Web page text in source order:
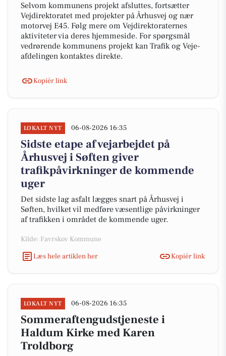
Selvom kommunens projekt afsluttes, fortsætter
Vejdirektoratet med projekter på Århusvej og nær
motorvej E45. Følg mere om Vejdirektoraternes
aktiviteter via deres hjemmeside. For spørgsmål
vedrørende kommunens projekt kan Trafik og Veje-
afdelingen kontaktes direkte.
Kopiér link
LOKALT NYT 06-08-2026 16:35
Sidste etape af vejarbejdet på
Århusvej i Søften giver
trafikpåvirkninger de kommende
uger
Det sidste lag asfalt lægges snart på Århusvej i
Søften, hvilket vil medføre væsentlige påvirkninger
af trafikken i området de kommende uger.
Kilde: Favrskov Kommune
Læs hele artiklen her
Kopiér link
LOKALT NYT 06-08-2026 16:35
Sommeraftengudstjeneste i
Haldum Kirke med Karen
Troldborg